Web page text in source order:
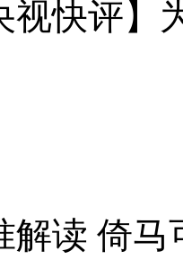
评】为
读 倚马